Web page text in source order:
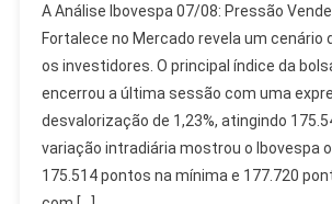
Ibovespa
07/08:
Pressão
Vendedora
Se
Fortalece
No
A Análise Ibovespa 07/08: Pressão
Fortalece no Mercado revela um cenário
os investidores. O principal índice da
encerrou a última sessão com uma
desvalorização de 1,23%, atingindo
variação intradiária mostrou o Ibovespa
175.514 pontos na mínima e 177.720